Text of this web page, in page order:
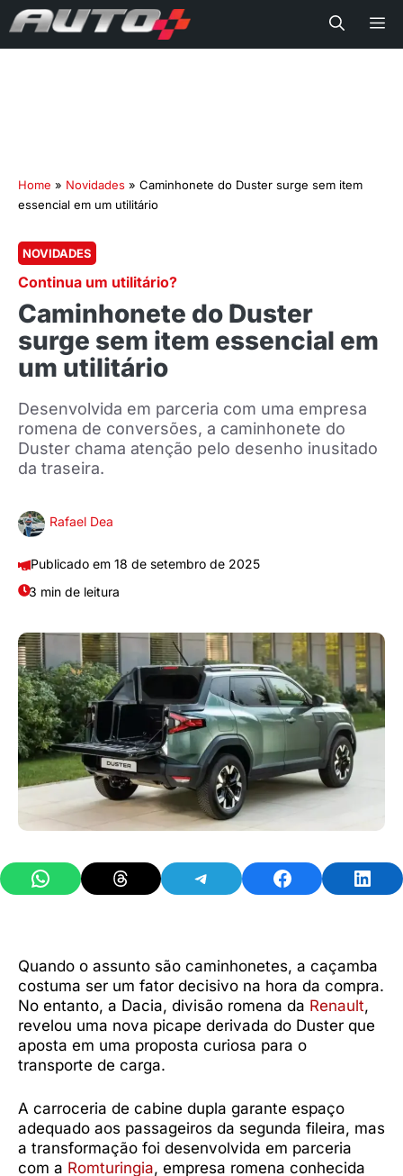
Home » Novidades » Caminhonete do Duster surge sem item
essencial em um utilitário
NOVIDADES
Continua um utilitário?
Caminhonete do Duster
surge sem item essencial em
um utilitário
Desenvolvida em parceria com uma empresa
romena de conversões, a caminhonete do
Duster chama atenção pelo desenho inusitado
da traseira.
Rafael Dea
18 de setembro de 2025
3 min de leitura
Share on WhatsAppShare on ThreadsShare on TelegramShare on Facebook
Quando o assunto são caminhonetes, a caçamba
costuma ser um fator decisivo na hora da compra.
No entanto, a Dacia, divisão romena da Renault,
revelou uma nova picape derivada do Duster que
aposta em uma proposta curiosa para o
transporte de carga.
A carroceria de cabine dupla garante espaço
adequado aos passageiros da segunda fileira, mas
a transformação foi desenvolvida em parceria
com a Romturingia, empresa romena conhecida